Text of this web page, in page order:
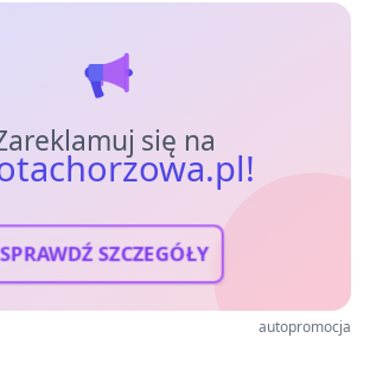
się na
SPRAWDŹ SZCZEGÓŁY
autopromocja